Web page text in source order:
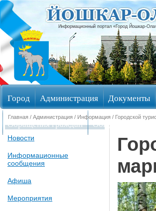
Информационный портал «Город Йошкар-
Город Администрация Документы
Обращения граждан Общественные
Главная / Администрация / Информация / Городской
Новости
Информационные
сообщения
Афиша
Мероприятия